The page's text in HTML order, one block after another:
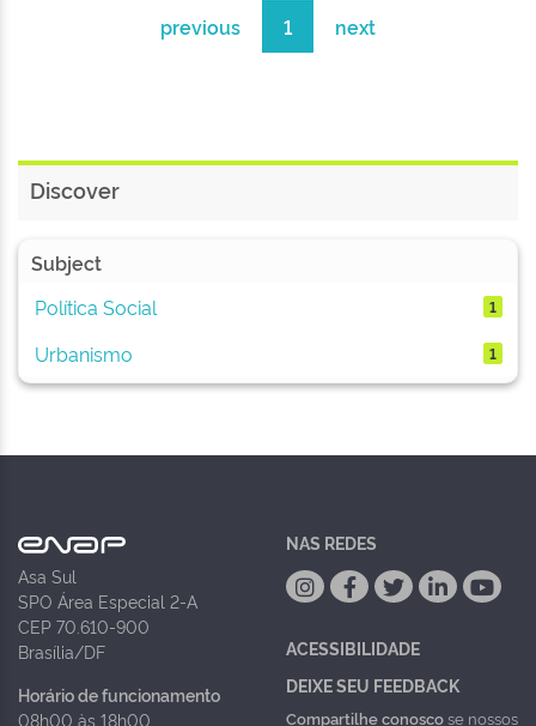
previous 1 next
Discover
Subject
Política Social
1
Urbanismo 1
Asa Sul
SPO Área Especial 2-A
CEP 70.610-900
Brasília/DF
Horário de funcionamento
08h00 às 18h00
NAS REDES
ACESSIBILIDADE
DEIXE SEU FEEDBACK
Compartilhe conoscose nossos